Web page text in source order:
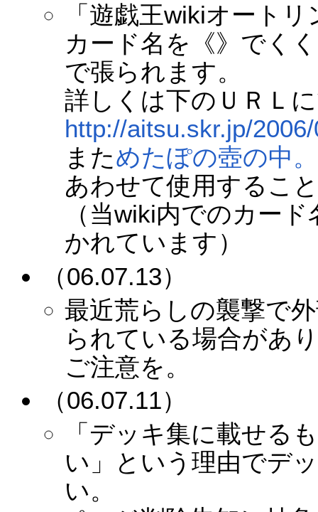
「遊戯王wikiオート
カード名を《》でく
で張られます。
詳しくは下のＵＲＬ
http://aitsu.skr.jp/
まためたぽの壺の中。
あわせて使用するこ
（当wiki内でのカー
かれています）
（06.07.13）
最近荒らしの襲撃で
られている場合があ
ご注意を。
（06.07.11）
「デッキ集に載せる
い」という理由でデ
い。